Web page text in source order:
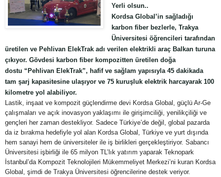
Yerli olsun..
Kordsa Global’in sağladığı
karbon fiber bezlerle, Trakya
Üniversitesi öğrencileri tarafından
üretilen ve Pehlivan ElekTrak adı verilen elektrikli araç Balkan turuna
çıkıyor. Gövdesi karbon fiber kompozitten üretilen doğa
dostu “Pehlivan ElekTrak”, hafif ve sağlam yapısıyla 45 dakikada
tam şarj kapasitesine ulaşıyor ve 75 kuruşluk elektrik harcayarak 100
kilometre yol alabiliyor.
Lastik, inşaat ve kompozit güçlendirme devi Kordsa Global, güçlü Ar-Ge
çalışmaları ve açık inovasyon yaklaşımı ile girişimciliği, yenilikçiliği ve
gençleri her zaman destekliyor. Sadece Türkiye’de değil, global pazarda
da iz bırakma hedefiyle yol alan Kordsa Global, Türkiye ve yurt dışında
hem sanayi hem de üniversiteler ile iş birlikleri gerçekleştiriyor. Sabancı
Üniversitesi işbirliği ile 65 milyon TL’lık yatırım yaparak Teknopark
İstanbul’da Kompozit Teknolojileri Mükemmeliyet Merkezi’ni kuran Kordsa
Global, şimdi de Trakya Üniversitesi öğrencilerine destek veriyor.